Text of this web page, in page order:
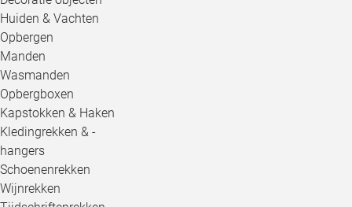
Huiden & Vachten
Opbergen
Manden
Wasmanden
Opbergboxen
Kapstokken & Haken
Kledingrekken & -
hangers
Schoenenrekken
Wijnrekken